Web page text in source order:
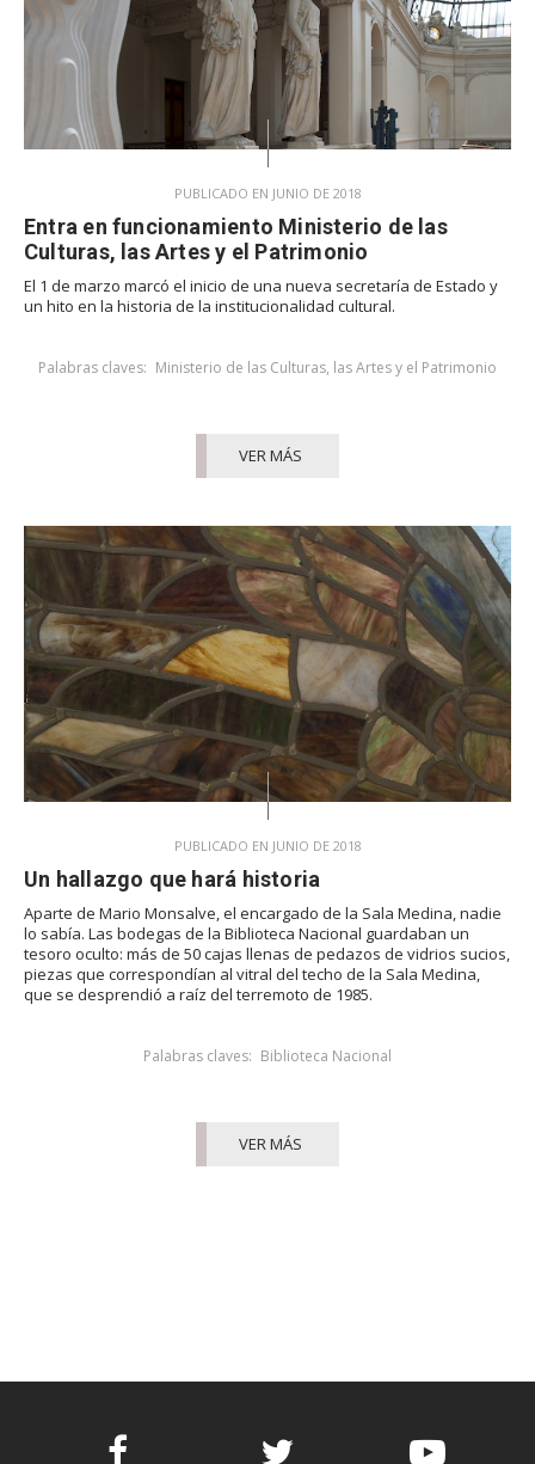
PUBLICADO EN JUNIO DE 2018
Entra en funcionamiento Ministerio de las
Culturas, las Artes y el Patrimonio
El 1 de marzo marcó el inicio de una nueva secretaría de Estado y
un hito en la historia de la institucionalidad cultural.
Palabras claves: Ministerio de las Culturas, las Artes y el Patrimonio
VER MÁS
PUBLICADO EN JUNIO DE 2018
Un hallazgo que hará historia
Aparte de Mario Monsalve, el encargado de la Sala Medina, nadie
lo sabía. Las bodegas de la Biblioteca Nacional guardaban un
tesoro oculto: más de 50 cajas llenas de pedazos de vidrios sucios,
piezas que correspondían al vitral del techo de la Sala Medina,
que se desprendió a raíz del terremoto de 1985.
Palabras claves: Biblioteca Nacional
VER MÁS